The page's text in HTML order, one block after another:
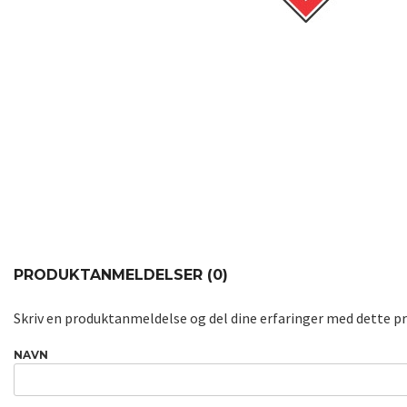
PRODUKTANMELDELSER (0)
Skriv en produktanmeldelse og del dine erfaringer med dette
NAVN